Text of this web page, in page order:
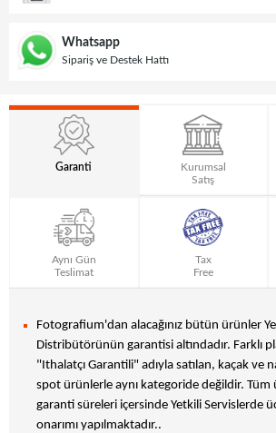
Whatsapp
Sipariş ve Destek Hattı
Garanti
Kurumsal
Satış
Aynı Gün
Teslimat
Tax
Free
Fotografium'dan alacağınız bütün ürünler
Distribütörünün garantisi altındadır. Farklı
"Ithalatçı Garantili" adıyla satılan, kaçak ve
spot ürünlerle aynı kategoride değildir. Tüm
garanti süreleri içersinde Yetkili Servislerde
onarımı yapılmaktadır..